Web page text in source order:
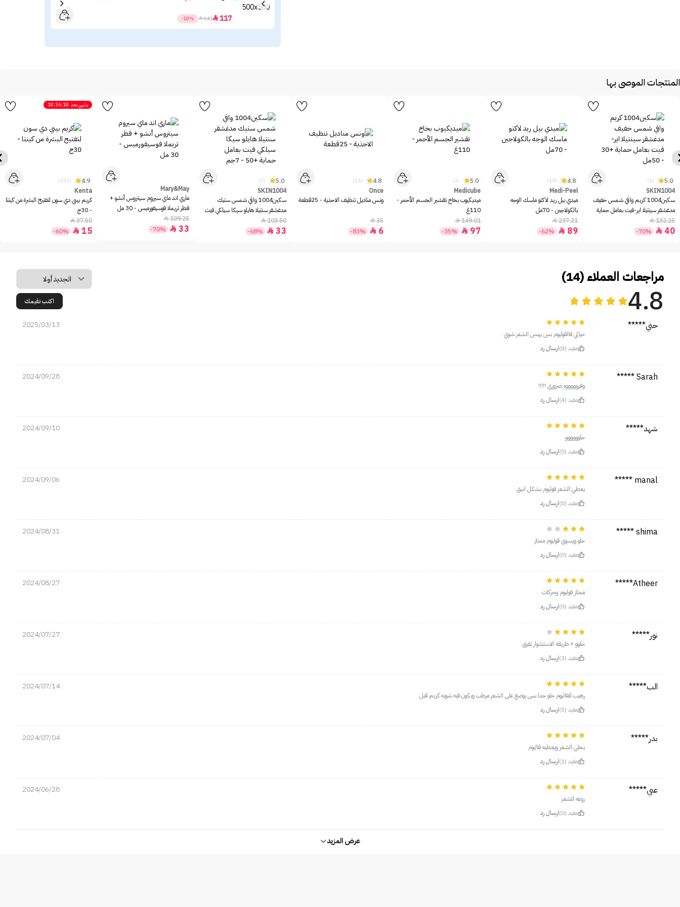
117

143

-18%
المنتجات الموصى بها
5.0
(1)
SKIN1004
سكين1004 كريم واقي شمس خفيف
مدغشقر سينتيلا اير-فيت بعامل حماية
+30 - 50مل
132.25

40

-70%
4.8
(10)
Medi-Peel
ميدي بيل ريد لاكتو ماسك الوجه
بالكولاجين - 70مل
237.21

89

-62%
5.0
(2)
Medicube
ميديكيوب بخاخ تقشير الجسم الأحمر -
110غ
149.01

97

-35%
4.8
(13)
Once
ونس مناديل تنظيف الاحذية - 25قطعة
35

6

-83%
5.0
(3)
SKIN1004
سكين1004 واقي شمس ستيك
مدغشقر سنتيلا هايلو سيكا سيلكي فيت
بعامل حماية +50 - 7جم
103.50

33

-68%
Mary&May
ماري اند ماي سيروم سيتروس أنشو +
فطر تريملا فوسيفورميس - 30 مل
109.25

33

-70%
ينتهي بعد 18:36:18
4.9
(135)
Kenta
كريم بيبي دي سون لتفتيح البشرة من كينتا
- 30ج
37.50

15

-60%
مراجعات العملاء (14)
4.8 اكتب تقيمك
حني***** 2025/03/13
خيالي فالڤوليوم بس ييبس الشعر شوي
مفيد (8)
ارسال رد
Sarah *****
2024/09/28
وفروووووه ضروري !!!!!
مفيد (4)
ارسال رد
شهد***** 2024/09/10
حلوووووو
مفيد (0)
ارسال رد
manal *****
2024/09/06
يعطي الشعر فوليوم بشكل انيق
مفيد (0)
ارسال رد
shima *****
2024/08/31
حلو ويسوي ڤوليوم ممتاز
مفيد (0)
ارسال رد
Atheer*****
2024/08/27
ممتاز فوليوم وحركات
مفيد (0)
ارسال رد
نور***** 2024/07/27
حلوو + طريقة الاستشوار تفرق
مفيد (3)
ارسال رد
الب***** 2024/07/14
رهيب للفاليوم حلو جدا بس يوضع على الشعر مرطب ويكون فيه شويه كريم قبل
مفيد (5)
ارسال رد
بدر***** 2024/07/04
يحلي الشعر ويعطيه فاليوم
مفيد (1)
ارسال رد
عبي***** 2024/06/28
روعه للشعر
مفيد (0)
ارسال رد
عرض المزيد